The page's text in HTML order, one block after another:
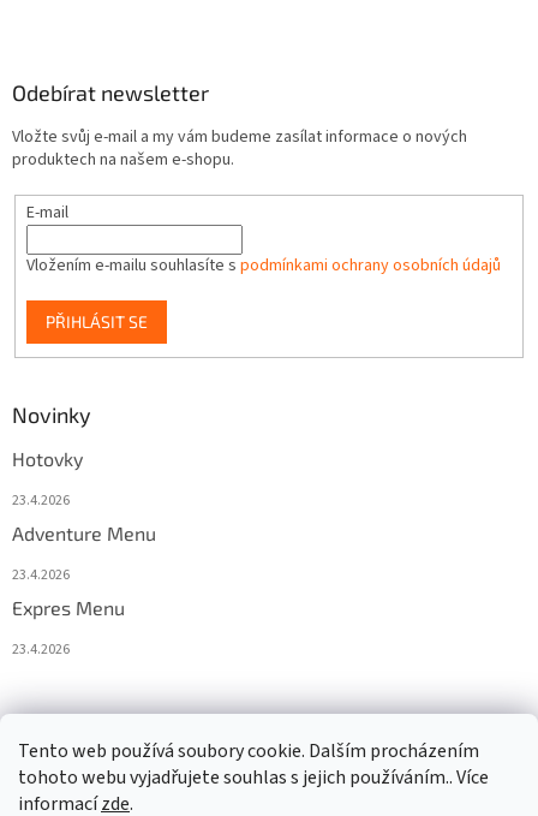
Tento web používá soubory cookie. Dalším procházením
tohoto webu vyjadřujete souhlas s jejich používáním.. Více
informacízde.
Odebírat newsletter
Vložte svůj e-mail a my vám budeme zasílat informace o nových
produktech na našem e-shopu.
E-mail
Vložením e-mailu souhlasíte s podmínkami ochrany osobních údajů
PŘIHLÁSIT SE
Novinky
Hotovky
23.4.2026
Adventure Menu
23.4.2026
Expres Menu
23.4.2026